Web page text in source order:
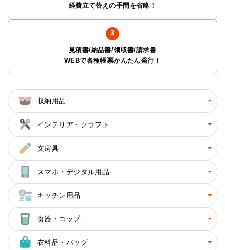
経費立て替えの手間を省略！
見積書/納品書/領収書/請求書
WEBで各種帳票かんたん発行！
収納用品
インテリア・クラフト
文房具
スマホ・デジタル用品
キッチン用品
食器・コップ
衣料品・バッグ